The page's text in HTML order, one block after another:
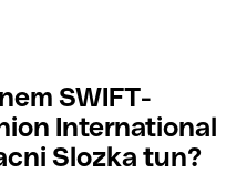
SWIFT-
International
Slozka tun?